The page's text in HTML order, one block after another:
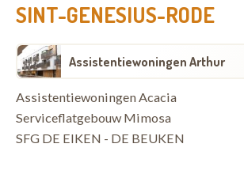
SINT-GENESIUS-RODE
Assistentiewoningen Arthur
Assistentiewoningen Acacia
Serviceflatgebouw Mimosa
SFG DE EIKEN - DE BEUKEN